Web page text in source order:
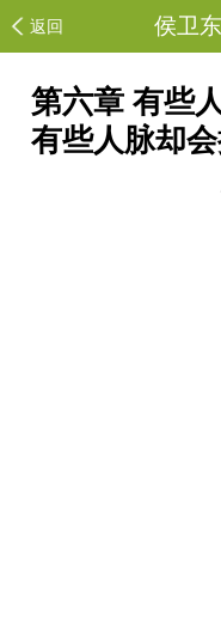
返回 侯卫
第六章 有些
有些人脉却